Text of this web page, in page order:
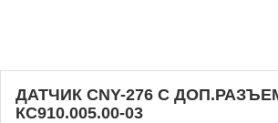
ДАТЧИК CNY-276 С
КС910.005.00-03